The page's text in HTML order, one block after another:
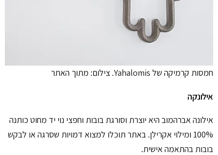
חמסות קרמיקה של Yahalomis. צילום: מתוך האתר
אילונקה
אילונה אברהמוב היא יוצרת וסורגת בובות וחפצי נוי יד מחוט כותנה
100% ומילוי אקרילן. באתר תוכלו למצוא דמויות שסרגה או לבקש
בובות בהתאמה אישית.